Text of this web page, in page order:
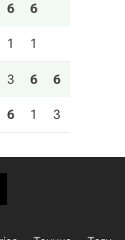
6 6
1 1
3 6 6
6 1 3